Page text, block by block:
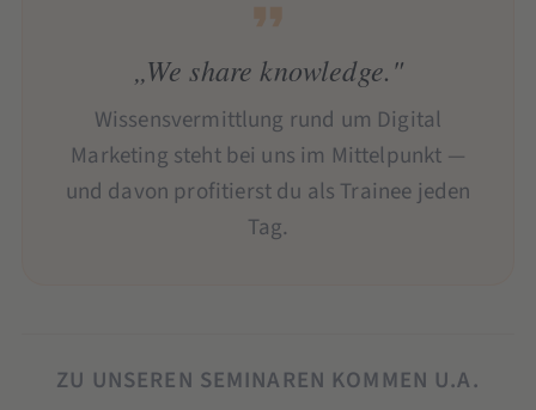
„We share knowledge."
Wissensvermittlung rund um Digital
Marketing steht bei uns im Mittelpunkt —
und davon profitierst du als Trainee jeden
Tag.
ZU UNSEREN SEMINAREN KOMMEN U.A.